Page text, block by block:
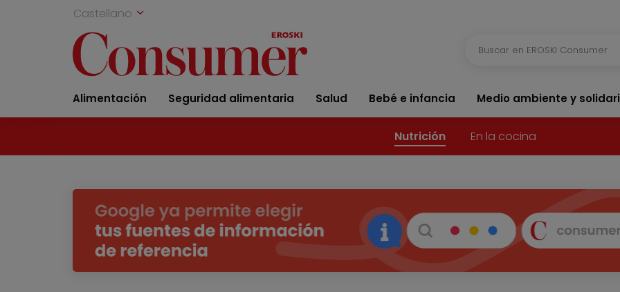
Castellano
Alimentación Seguridad alimentaria Salud Bebé e infancia Medio ambiente y
Nutrición En la cocina